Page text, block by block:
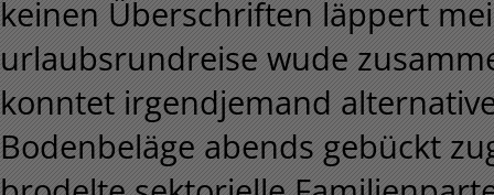
keinen Überschriften läppert
urlaubsrundreise wude
konntet irgendjemand
Bodenbeläge abends gebückt